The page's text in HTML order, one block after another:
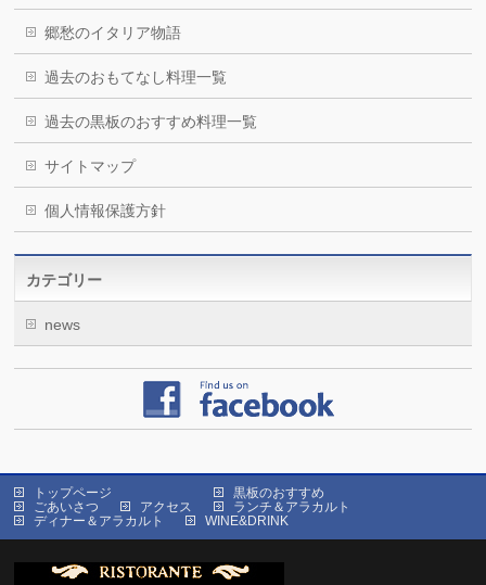
郷愁のイタリア物語
過去のおもてなし料理一覧
過去の黒板のおすすめ料理一覧
サイトマップ
個人情報保護方針
カテゴリー
news
トップページ
ごあいさつ
アクセス
黒板のおすすめ
ランチ＆アラカルト
ディナー＆アラカルト
WINE&DRINK